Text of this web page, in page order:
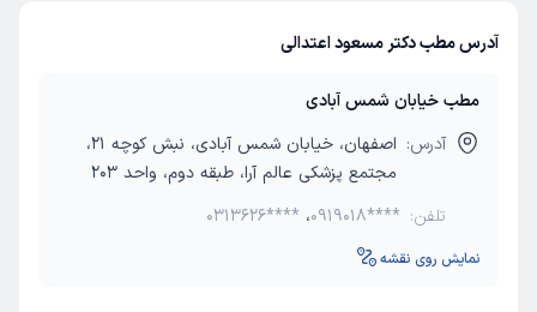
آدرس مطب دکتر مسعود اعتدالی
مطب خیابان شمس آبادی
آدرس:
اصفهان، خیابان شمس آبادی، نبش کوچه 21،
مجتمع پزشکی عالم آرا، طبقه دوم، واحد 203
تلفن:
0313626**** ،0919018****
نمایش روی نقشه